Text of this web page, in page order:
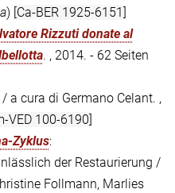
) [Ca-BER 1925-6151]
Rizzuti donate al
. , 2014. - 62 Seiten
/ a cura di Germano Celant. ,
VED 100-6190]
Zyklus:
der Restaurierung /
Follmann, Marlies